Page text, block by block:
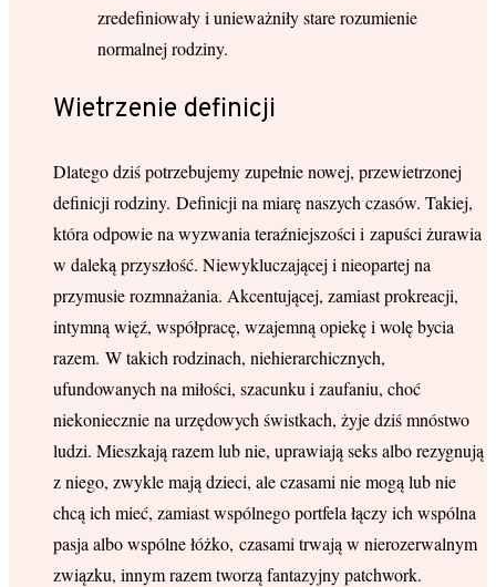
zredefiniowały i unieważniły stare rozumienie
normalnej rodziny.
Wietrzenie definicji
Dlatego dziś potrzebujemy zupełnie nowej, przewietrzonej
definicji rodziny. Definicji na miarę naszych czasów. Takiej,
która odpowie na wyzwania teraźniejszości i zapuści żurawia
w daleką przyszłość. Niewykluczającej i nieopartej na
przymusie rozmnażania. Akcentującej, zamiast prokreacji,
intymną więź, współpracę, wzajemną opiekę i wolę bycia
razem. W takich rodzinach, niehierarchicznych,
ufundowanych na miłości, szacunku i zaufaniu, choć
niekoniecznie na urzędowych świstkach, żyje dziś mnóstwo
ludzi. Mieszkają razem lub nie, uprawiają seks albo rezygnują
z niego, zwykle mają dzieci, ale czasami nie mogą lub nie
chcą ich mieć, zamiast wspólnego portfela łączy ich wspólna
pasja albo wspólne łóżko, czasami trwają w nierozerwalnym
związku, innym razem tworzą fantazyjny patchwork.